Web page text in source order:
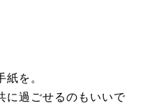
を。
に過ごせるのもいいで